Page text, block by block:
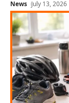
News July 13, 2026